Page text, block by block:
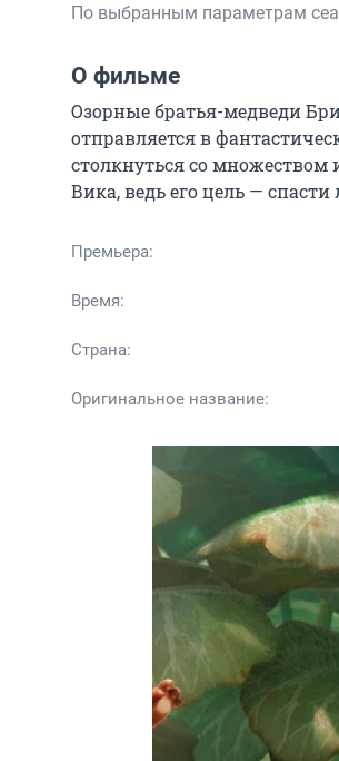
По выбранным параметрам
О фильме
Озорные братья-медведи
отправляется в
столкнуться со
Вика, ведь его цель —
Премьера:
Время:
Страна:
Оригинальное название: